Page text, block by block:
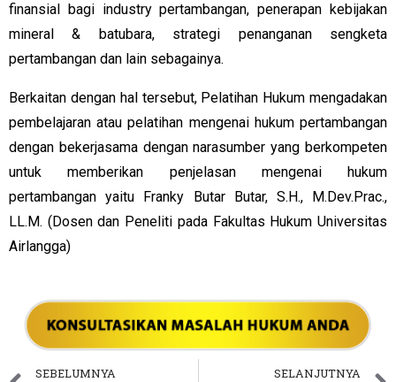
finansial bagi industry pertambangan, penerapan kebijakan
mineral & batubara, strategi penanganan sengketa
pertambangan dan lain sebagainya.
Berkaitan dengan hal tersebut, Pelatihan Hukum mengadakan
pembelajaran atau pelatihan mengenai hukum pertambangan
dengan bekerjasama dengan narasumber yang berkompeten
untuk memberikan penjelasan mengenai hukum
pertambangan yaitu Franky Butar Butar, S.H., M.Dev.Prac.,
LL.M. (Dosen dan Peneliti pada Fakultas Hukum Universitas
Airlangga)
SEBELUMNYA SELANJUTNYA